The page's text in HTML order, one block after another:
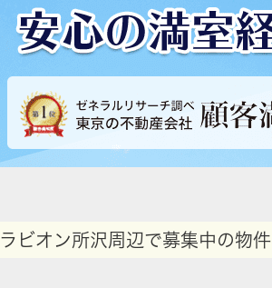
ラビオン所沢周辺で募集中の物件